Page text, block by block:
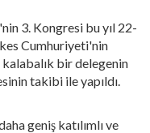
3. Kongresi bu yıl 22-
Cumhuriyeti'nin
bir delegenin
takibi ile yapıldı.
geniş katılımlı ve